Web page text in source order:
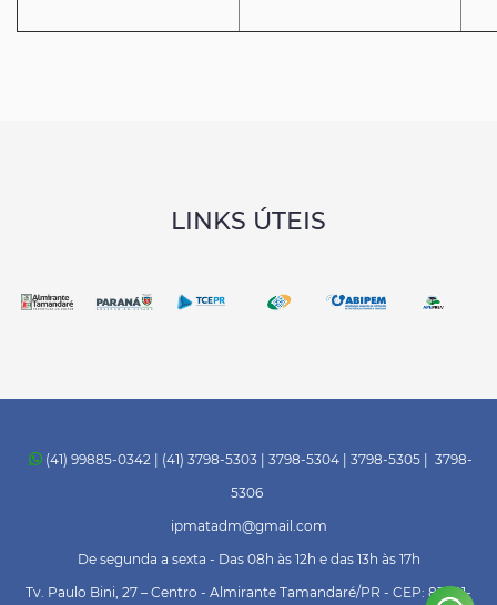
LINKS ÚTEIS
(41) 99885-0342 | (41) 3798-5303 | 3798-5304 | 3798-5305 | 3798-
5306
ipmatadm@gmail.com
De segunda a sexta - Das 08h às 12h e das 13h às 17h
Tv. Paulo Bini, 27 – Centro - Almirante Tamandaré/PR - CEP: 83501-